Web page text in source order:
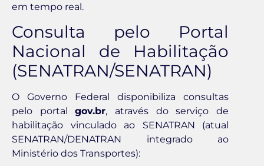
em tempo real.
Consulta pelo Portal
Nacional de Habilitação
(SENATRAN/SENATRAN)
O Governo Federal disponibiliza consultas
pelo portalgov.br, através do serviço de
habilitação vinculado ao SENATRAN (atual
SENATRAN/DENATRAN integrado ao
Ministério dos Transportes):